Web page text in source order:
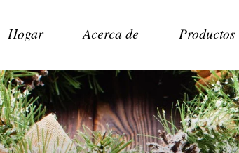
Hogar Acerca de Productos